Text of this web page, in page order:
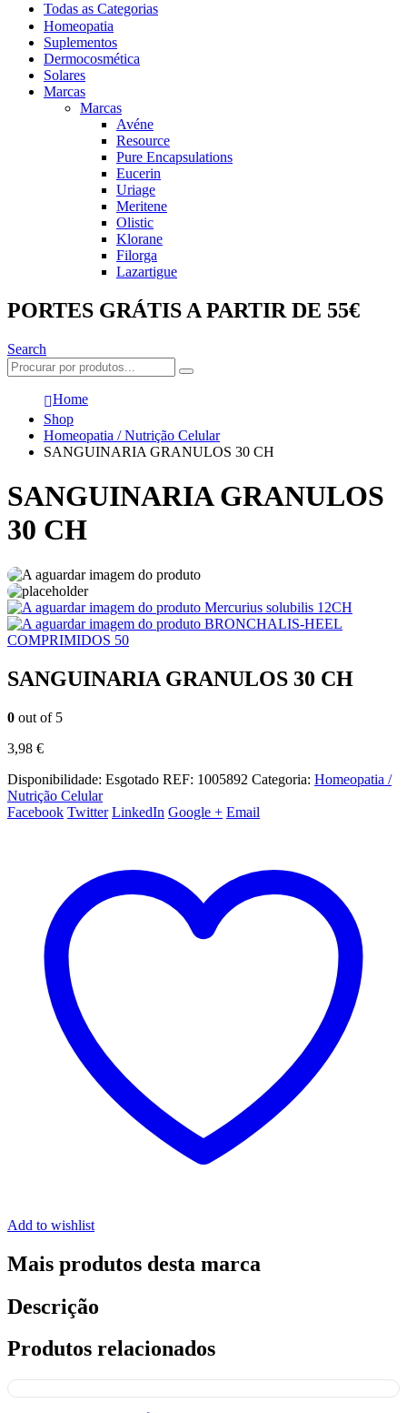
Todas as Categorias
Homeopatia
Suplementos
Dermocosmética
Solares
Marcas
Marcas
Avéne
Resource
Pure Encapsulations
Eucerin
Uriage
Meritene
Olistic
Klorane
Filorga
Lazartigue
PORTES GRÁTIS A PARTIR DE 55€
Search
Home
Shop
Homeopatia / Nutrição Celular
SANGUINARIA GRANULOS 30 CH
SANGUINARIA GRANULOS
30 CH
Mercurius solubilis 12CH
BRONCHALIS-HEEL
COMPRIMIDOS 50
SANGUINARIA GRANULOS 30 CH
0 out of 5
3,98 €
Disponibilidade: Esgotado REF: 1005892 Categoria: Homeopatia /
Nutrição Celular
Facebook Twitter LinkedIn Google + Email
Add to wishlist
Mais produtos desta marca
Descrição
Produtos relacionados